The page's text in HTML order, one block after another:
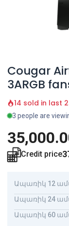
Cougar
3ARGB
14 sold in last
3 people are
Credit price
Ապառիկ 12
Ապառիկ 24
Ապառիկ 60